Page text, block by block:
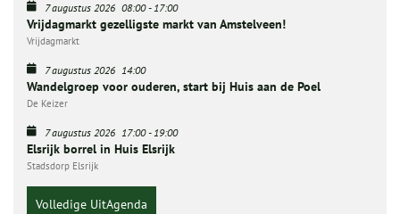
7 augustus 2026 08:00-17:00
Vrijdagmarkt gezelligste markt van Amstelveen!
Vrijdagmarkt
7 augustus 2026 14:00
Wandelgroep voor ouderen, start bij Huis aan de Poel
De Keizer
7 augustus 2026 17:00-19:00
Elsrijk borrel in Huis Elsrijk
Stadsdorp Elsrijk
Volledige UitAgenda